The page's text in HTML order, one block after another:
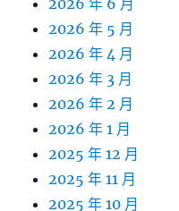
2026 年 6 月
2026 年 5 月
2026 年 4 月
2026 年 3 月
2026 年 2 月
2026 年 1 月
2025 年 12 月
2025 年 11 月
2025 年 10 月